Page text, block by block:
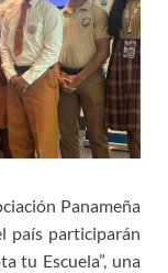
Panameña
país participarán
tu Escuela”, una